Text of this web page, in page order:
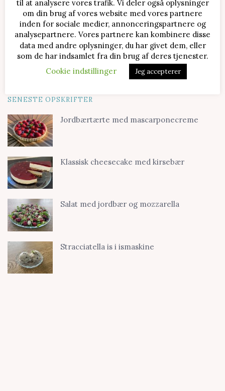
SENESTE OPSKRIFTER
Jordbærtærte med mascarponecreme
Klassisk cheesecake med kirsebær
Salat med jordbær og mozzarella
Stracciatella is i ismaskine
til at analysere vores trafik. Vi deler også oplysninger
om din brug af vores website med vores partnere
inden for sociale medier, annonceringspartnere og
analysepartnere. Vores partnere kan kombinere disse
data med andre oplysninger, du har givet dem, eller
som de har indsamlet fra din brug af deres tjenester.
Cookie indstillinger
Jeg accepterer